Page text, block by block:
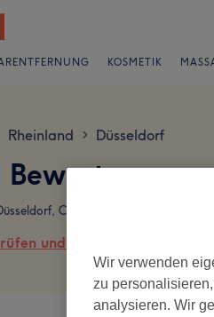
KOSMETIK
Rheinland > Düsseldorf
Carlstadt
und online buchen
Wir verwenden
zu
analysieren. Wir